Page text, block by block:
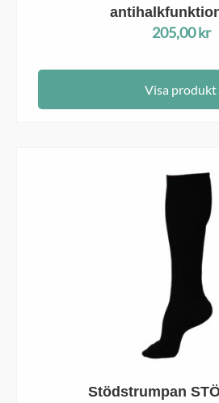
205,00kr
Visa produkt
Stödstrumpan